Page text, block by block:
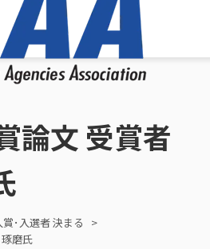
論文 受賞者
･入選者 決まる
磨氏